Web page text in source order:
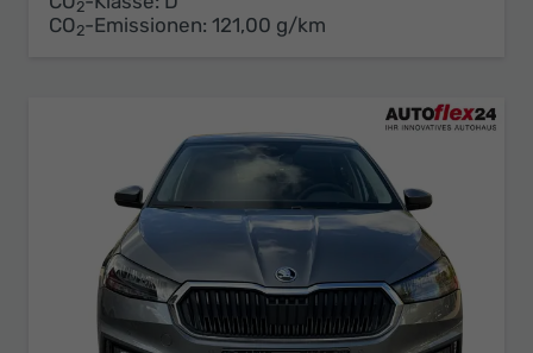
2
CO2-Emissionen: 121,00 g/km